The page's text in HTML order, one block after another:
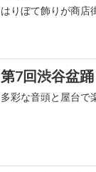
はりぼて飾りが商店
第7回渋谷盆
多彩な音頭と屋台で